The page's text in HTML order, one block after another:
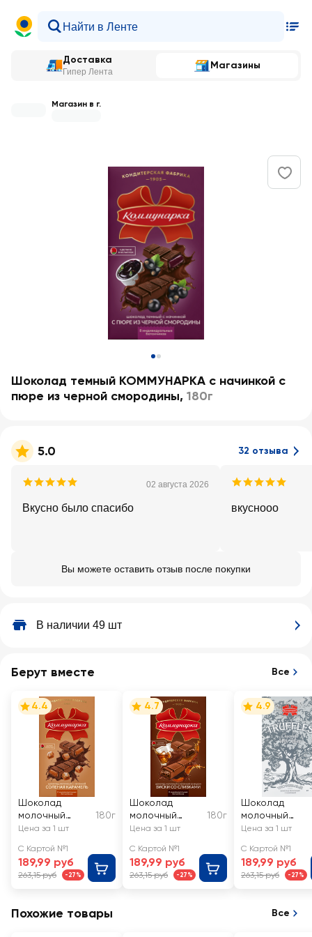
Доставка
Гипер Лента
Магазины
Магазин в г.
Шоколад темный КОММУНАРКА с начинкой с
пюре из черной смородины, 180г
5.0 32 отзыва
02 августа 2026
Вкусно было спасибо вкуснооо
Вы можете оставить отзыв после покупки
В наличии 49 шт
Берут вместе Все
4.4
Шоколад
молочный
КОММУНАРКА с
карамелью
180г
Цена за 1 шт
С Картой №1
189,99 руб
263,15 руб -27%
4.7
Шоколад
молочный
КОММУНАРКА с
вкусом виски
со сливками
180г
Цена за 1 шт
С Картой №1
189,99 руб
263,15 руб -27%
4.9
Шоколад
молочный
КОММУНАРКА
трюфельный
элит
Цена за 1 шт
С Картой №1
189,99 руб
263,15 руб -27%
Похожие товары Все